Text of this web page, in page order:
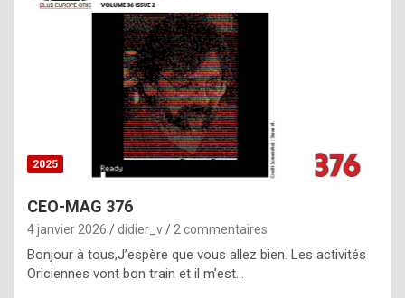
h
i
s
t
o
r
p
e
c
2025
CEO-MAG 376
4 janvier 2026 didier_v 2 commentaires
Bonjour à tous,J’espère que vous allez bien. Les activités
Oriciennes vont bon train et il m’est…